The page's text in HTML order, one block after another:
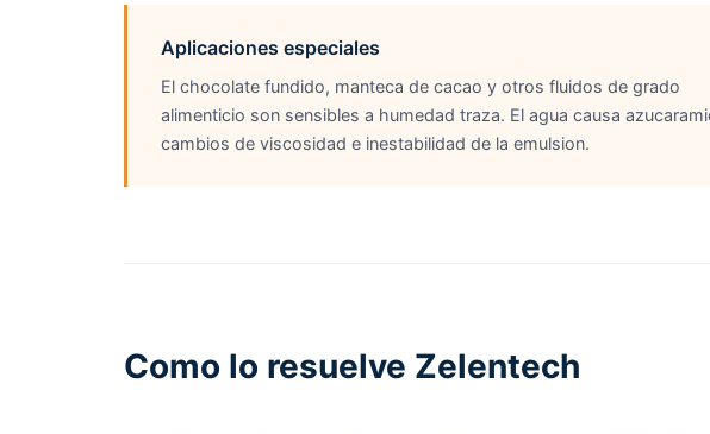
Aplicaciones especiales
El chocolate fundido, manteca de cacao y otros fluidos de grado
alimenticio son sensibles a humedad traza. El agua causa
cambios de viscosidad e inestabilidad de la emulsion.
Como lo resuelve Zelentech